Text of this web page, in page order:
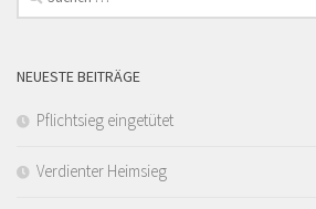
nach:
NEUESTE BEITRÄGE
Pflichtsieg eingetütet
Verdienter Heimsieg